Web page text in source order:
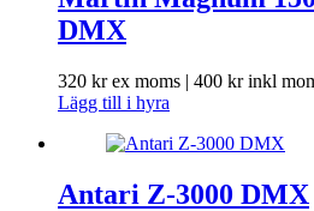
DMX
320 krex moms | 400 krinkl
Lägg till i hyra
Antari Z-3000 DMX